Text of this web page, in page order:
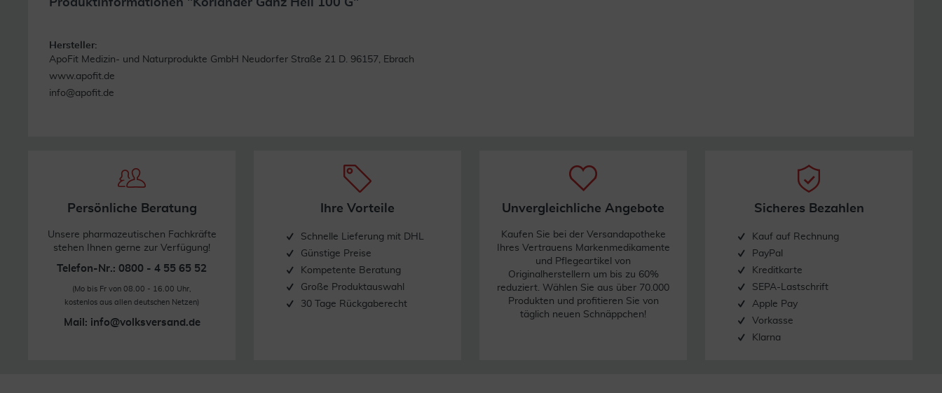
Produktinformationen "Koriander Ganz Hell 100 G"
Hersteller:
ApoFit Medizin- und Naturprodukte GmbH Neudorfer Straße 21 D. 96157, Ebrach
www.apofit.de
info@apofit.de
Persönliche Beratung
Unsere pharmazeutischen Fachkräfte
stehen Ihnen gerne zur Verfügung!
Telefon-Nr.: 0800 - 4 55 65 52
(Mo bis Fr von 08.00 - 16.00 Uhr,
kostenlos aus allen deutschen Netzen)
Mail: info@volksversand.de
Ihre Vorteile
Schnelle Lieferung mit DHL
Günstige Preise
Kompetente Beratung
Große Produktauswahl
30 Tage Rückgaberecht
Unvergleichliche Angebote
Kaufen Sie bei der Versandapotheke
Ihres Vertrauens Markenmedikamente
und Pflegeartikel von
Originalherstellern um bis zu 60%
reduziert. Wählen Sie aus über 70.000
Produkten und profitieren Sie von
täglich neuen Schnäppchen!
Sicheres Bezahlen
Kauf auf Rechnung
PayPal
Kreditkarte
SEPA-Lastschrift
Apple Pay
Vorkasse
Klarna